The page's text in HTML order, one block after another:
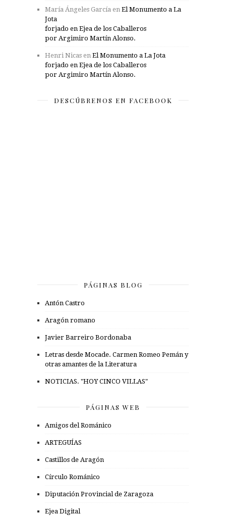
María Ángeles García en El Monumento a La
Jota
forjado en Ejea de los Caballeros
por Argimiro Martín Alonso.
Henri Nicas en El Monumento a La Jota
forjado en Ejea de los Caballeros
por Argimiro Martín Alonso.
DESCÚBRENOS EN FACEBOOK
PÁGINAS BLOG
Antón Castro
Aragón romano
Javier Barreiro Bordonaba
Letras desde Mocade. Carmen Romeo Pemán y
otras amantes de la Literatura
NOTICIAS. "HOY CINCO VILLAS"
PÁGINAS WEB
Amigos del Románico
ARTEGUÍAS
Castillos de Aragón
Círculo Románico
Diputación Provincial de Zaragoza
Ejea Digital